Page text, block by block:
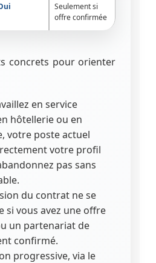
Seulement si
offre confirmée
concrets pour orienter
en service
hôtellerie ou en
votre poste actuel
votre profil
pas sans
du contrat ne se
si vous avez une offre
un partenariat de
confirmé.
progressive, via le